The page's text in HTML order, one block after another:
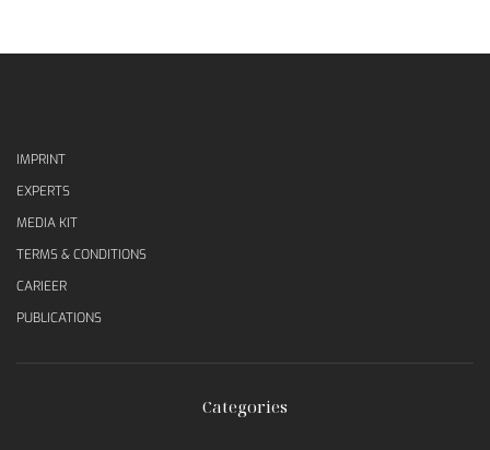
IMPRINT
EXPERTS
MEDIA KIT
TERMS & CONDITIONS
CARIEER
PUBLICATIONS
Categories